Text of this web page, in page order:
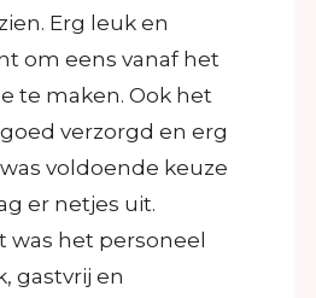
Erg leuk en
om eens vanaf het
te maken. Ook het
verzorgd en erg
voldoende keuze
er netjes uit.
was het personeel
gastvrij en